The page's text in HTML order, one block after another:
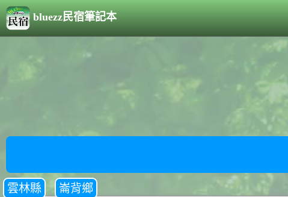
bluezz民宿筆記本
雲林縣 崙背鄉